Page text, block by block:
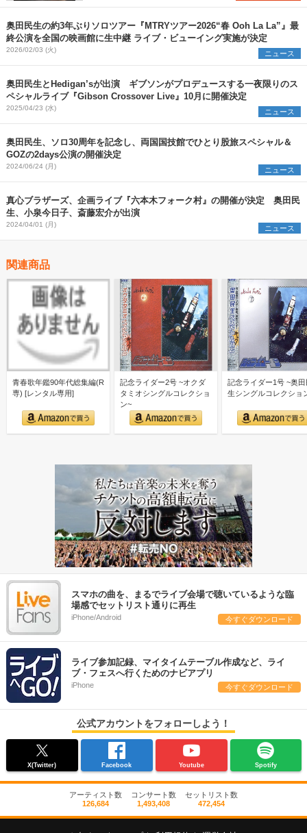
奥田民生の約3年ぶりソロツアー『MTRYツアー2026“春 Ooh La La”』最
終公演を全国の映画館に生中継 ライブ・ビューイング実施が決定
2026/02/03 (火) ニュース
奥田民生とHedigan’sが出演 ギブソンがプロデュースする一夜限りのス
ペシャルライブ『Gibson Crossover Live』10月に開催決定
2025/04/23 (水) ニュース
奥田民生、ソロ30周年を記念し、両国国技館でひとり股旅スペシャル＆
GOZの2days公演の開催決定
2024/06/24 (月) ニュース
真心ブラザーズ、企画ライブ『六本木フォーク村』の開催が決定 奥田民
生、小泉今日子、斎藤宏介が出演
2024/04/01 (月) ニュース
関連商品
青春歌年鑑90年代総集編(R
専) [レンタル専用]
記念ライダー2号 ~オクダ
タミオシングルコレクショ
ン~
記念ライダー1号 ~奥田
生シングルコレクショ
スマホの曲を、まるでライブ会場で聴いているような臨
場感でセットリスト通りに再生
iPhone/Android 今すぐダウンロード
ライブ参加記録、マイタイムテーブル作成など、ライ
ブ・フェスへ行くためのナビアプリ
iPhone 今すぐダウンロード
公式アカウントをフォローしよう！
X(Twitter) Facebook Youtube Spotify
アーティスト数
126,684
コンサート数
1,493,408
セットリスト数
472,454